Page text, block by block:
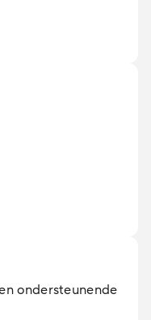
ondersteunende